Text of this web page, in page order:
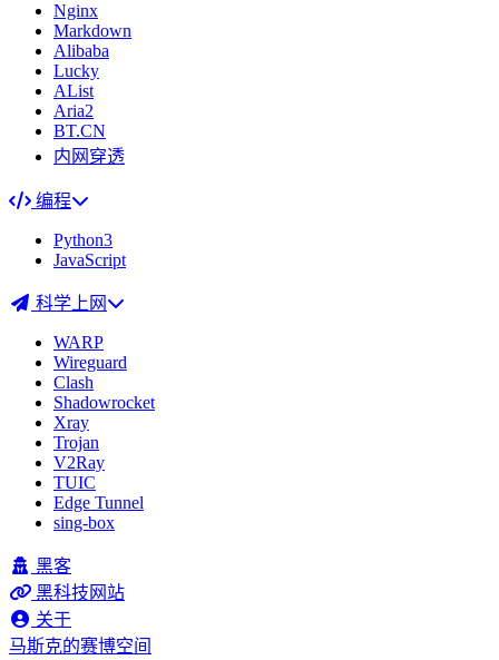
Nginx
Markdown
Alibaba
Lucky
AList
Aria2
BT.CN
内网穿透
编程
Python3
JavaScript
科学上网
WARP
Wireguard
Clash
Shadowrocket
Xray
Trojan
V2Ray
TUIC
Edge Tunnel
sing-box
黑客
黑科技网站
关于
马斯克的赛博空间